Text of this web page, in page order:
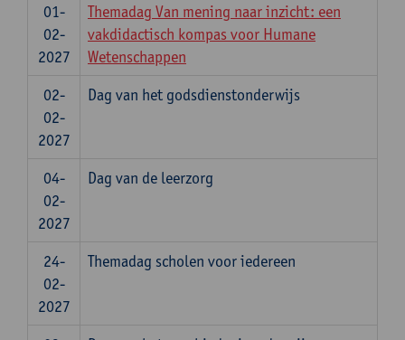
01-
02-
2027
Themadag Van mening naar inzicht: een
vakdidactisch kompas voor Humane
Wetenschappen
02-
02-
2027
Dag van het godsdienstonderwijs
04-
02-
2027
Dag van de leerzorg
24-
02-
2027
Themadag scholen voor iedereen